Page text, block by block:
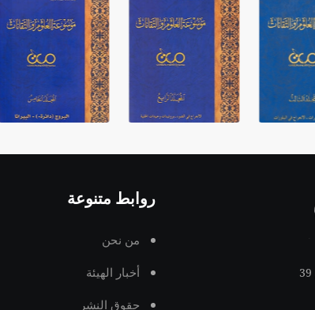
روابط متنوعة
من نحن
أخبار الهيئة
حقوق النشر